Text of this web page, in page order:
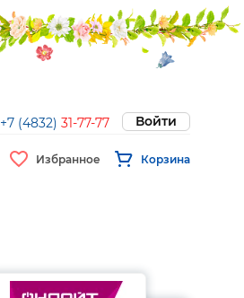
+7 (4832) 31-77-77 Войти
Избранное Корзина